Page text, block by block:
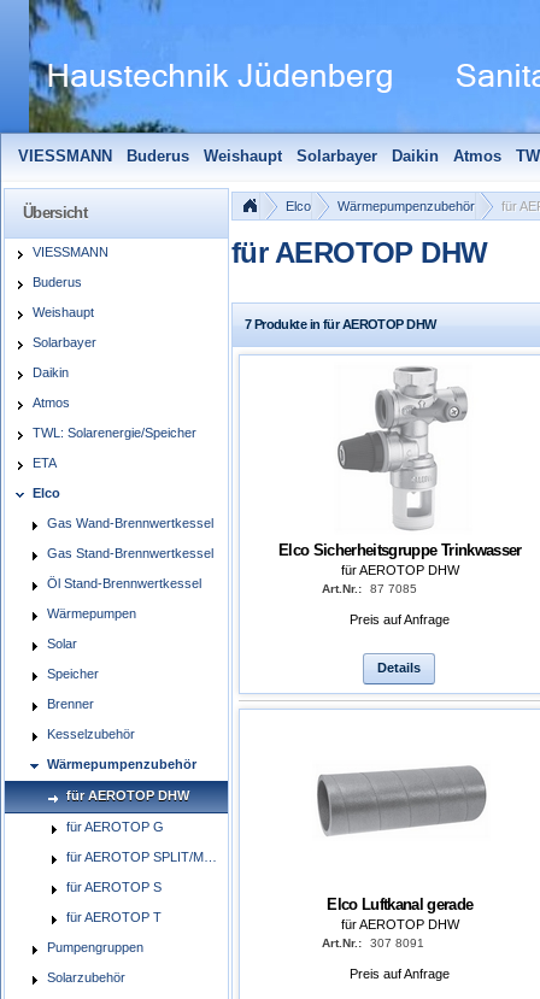
VIESSMANN Buderus Weishaupt Solarbayer Daikin Atmos
Solarfocus
Wolf Pelletmaulwurf + Zubehör Edle Badheizkörper
Übersicht
VIESSMANN
Buderus
Weishaupt
Solarbayer
Daikin
Atmos
TWL: Solarenergie/Speicher
ETA
Elco
Gas Wand-Brennwertkessel
Gas Stand-Brennwertkessel
Öl Stand-Brennwertkessel
Wärmepumpen
Solar
Speicher
Brenner
Kesselzubehör
Wärmepumpenzubehör
für AEROTOP DHW
für AEROTOP G
für AEROTOP SPLIT/MONO
für AEROTOP S
für AEROTOP T
Pumpengruppen
Solarzubehör
Elco Wärmepumpenzubehör für
für AEROTOP DHW
7 Produkte in für AEROTOP DHW
Elco Sicherheitsgruppe Trinkwasser
für AEROTOP DHW
Art.Nr.: 87 7085
Preis auf Anfrage
Details
Elco Luftkanal gerade
für AEROTOP DHW
Art.Nr.: 307 8091
Preis auf Anfrage